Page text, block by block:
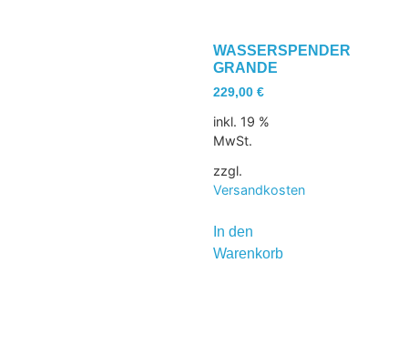
WASSERSPENDER
GRANDE
229,00 €
inkl. 19 %
MwSt.
zzgl.
Versandkosten
In den
Warenkorb